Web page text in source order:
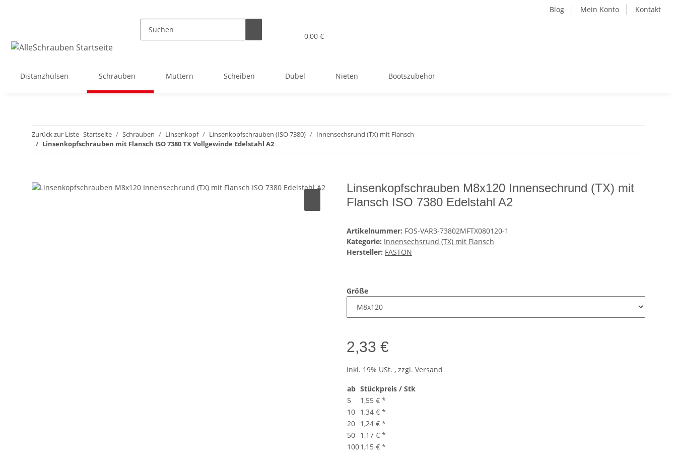
Blog Mein Konto Kontakt
0,00 €
Distanzhülsen Schrauben Muttern Scheiben Dübel Nieten Bootszubehör
Zurück zur Liste Startseite Schrauben Linsenkopf Linsenkopfschrauben (ISO 7380)
Innensechsrund (TX) mit Flansch
Linsenkopfschrauben mit Flansch ISO 7380 TX Vollgewinde Edelstahl A2
Linsenkopfschrauben M8x120 Innensechrund (TX) mit
Flansch ISO 7380 Edelstahl A2
Artikelnummer: FOS-VAR3-73802MFTX080120-1
Kategorie: Innensechsrund (TX) mit Flansch
Hersteller: FASTON
Größe
2,33 €
inkl. 19% USt. , zzgl. Versand
ab Stückpreis / Stk
5
1,55 € *
10 1,34 € *
20 1,24 € *
50 1,17 € *
1001,15 € *